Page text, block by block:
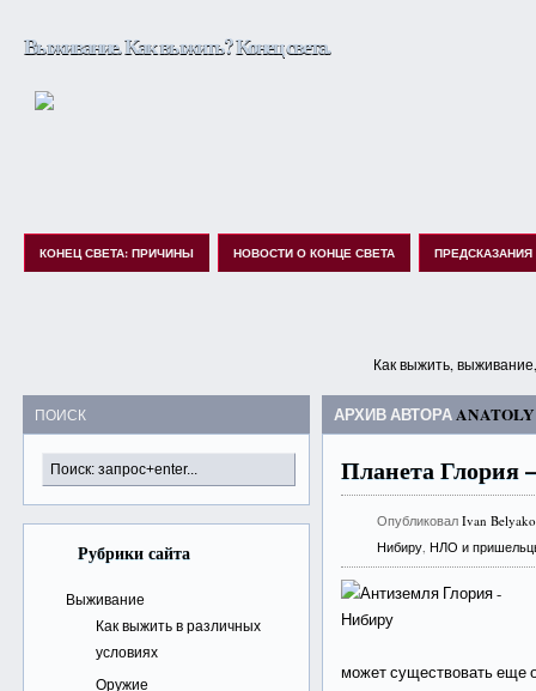
Выживание. Как выжить? Конец света.
КОНЕЦ СВЕТА: ПРИЧИНЫ НОВОСТИ О КОНЦЕ СВЕТА ПРЕДСКАЗАНИЯ
Как выжить,
ПОИСК
Рубрики сайта
Выживание
Как выжить в различных
условиях
Оружие
АРХИВ АВТОРА
Планета Глория
ОпубликовалIvan
Нибиру,НЛО и
может существовать еще